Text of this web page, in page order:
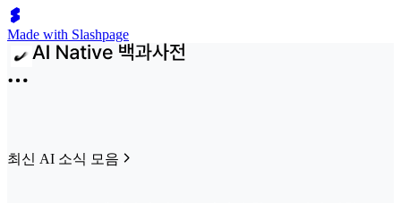
Made with Slashpage
최신 AI 소식 모음